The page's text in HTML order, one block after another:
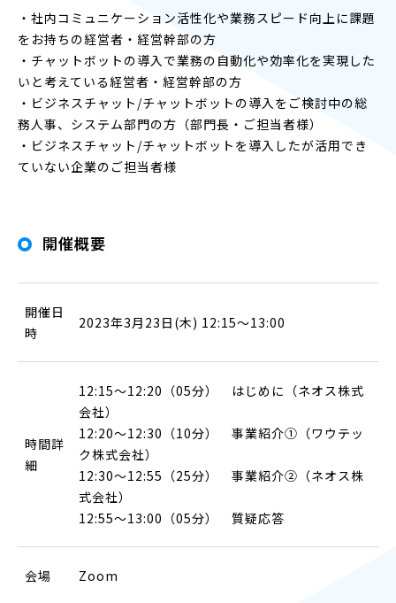
・社内コミュニケーション活性化や業務スピード向上に課題
をお持ちの経営者・経営幹部の方
・チャットボットの導入で業務の自動化や効率化を実現した
いと考えている経営者・経営幹部の方
・ビジネスチャット/チャットボットの導入をご検討中の総
務人事、システム部門の方（部門長・ご担当者様）
・ビジネスチャット/チャットボットを導入したが活用でき
ていない企業のご担当者様
開催概要
開催日
時
2023年3月23日(木) 12:15〜13:00
時間詳
細
12:15〜12:20（05分） はじめに（ネオス株式
会社）
12:20～12:30（10分） 事業紹介①（ワウテッ
ク株式会社）
12:30～12:55（25分） 事業紹介②（ネオス株
式会社）
12:55～13:00（05分） 質疑応答
会場 Zoom